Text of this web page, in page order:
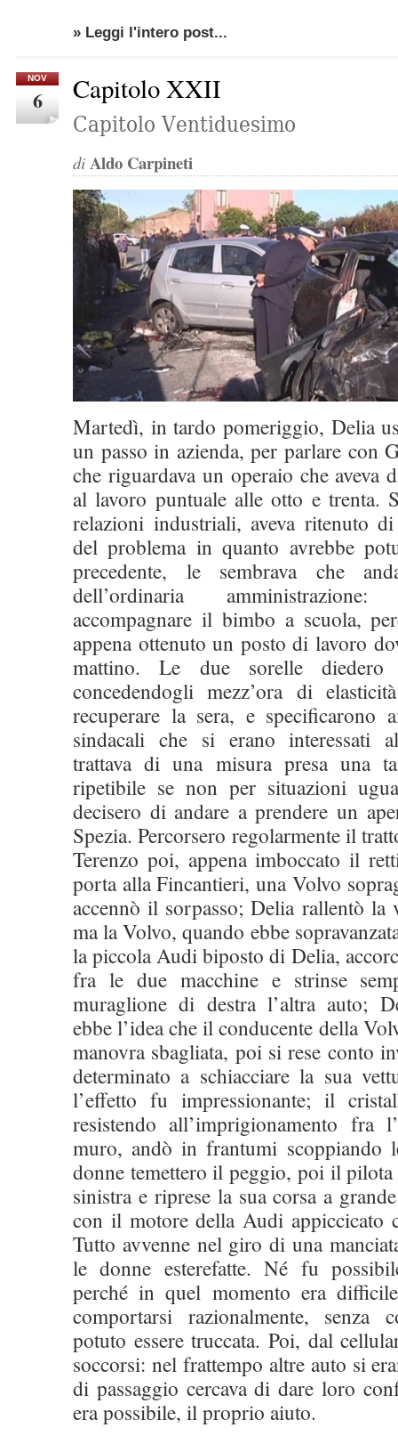
» Leggi l'intero post...
NOV
6 Capitolo XXII
Capitolo Ventiduesimo
di Aldo Carpineti
Martedì, in tardo pomeriggio, Delia
un passo in azienda, per parlare con
che riguardava un operaio che aveva
al lavoro puntuale alle otto e trenta.
relazioni industriali, aveva ritenuto
del problema in quanto avrebbe
precedente, le sembrava che
dell’ordinaria
accompagnare il bimbo a scuola,
appena ottenuto un posto di lavoro
mattino. Le due sorelle diedero
concedendogli mezz’ora di
recuperare la sera, e specificarono
sindacali che si erano interessati
trattava di una misura presa una
ripetibile se non per situazioni
decisero di andare a prendere un
Spezia. Percorsero regolarmente il
Terenzo poi, appena imboccato il
porta alla Fincantieri, una Volvo
accennò il sorpasso; Delia rallentò la
ma la Volvo, quando ebbe
la piccola Audi biposto di Delia,
fra le due macchine e strinse
muraglione di destra l’altra auto;
ebbe l’idea che il conducente della
manovra sbagliata, poi si rese conto
determinato a schiacciare la sua
l’effetto fu impressionante; il
resistendo all’imprigionamento fra
muro, andò in frantumi scoppiando
donne temettero il peggio, poi il
sinistra e riprese la sua corsa a
con il motore della Audi appiccicato
Tutto avvenne nel giro di una
le donne esterefatte. Né fu
perché in quel momento era
comportarsi razionalmente, senza
potuto essere truccata. Poi, dal
soccorsi: nel frattempo altre auto si
di passaggio cercava di dare loro
era possibile, il proprio aiuto.